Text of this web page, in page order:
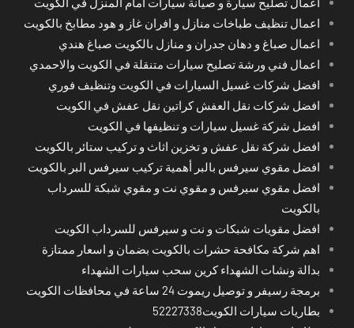
اعمال تنظيف طباخات منازل و افران غاز و هود مطابخ بالكويت
اعمال صباغ و دهان جدران و منازل بالكويت صباغ هندي
اعمال فني ورشة تصليح سيارات متنقلة في الكويت والاحمدي
افضل شركات غسيل السيارات في الكويت وتنظيف فوري
افضل شركات نقل العفش كراتين نقل عفش في الكويت
افضل شركة غسيل سيارات و تنظيفها في الكويت
افضل شركة نقل عفش و تخزين اثاث و تركيب ستائر بالكويت
افضل مقوي سيرفس بالبر أهمية تركيب سيرفس البر بالكويت
افضل مقوي سيرفس و مقوي نت و مقوي شبكة للسرداب
بالكويت
افضل مقويات شبكات و نت و سيرفس للسرداب الكويت
اهم شركة مكافحة حشرات بالكويت بضمان و اسعار ممتازة
بدالة ونشات الشهداء كرين سحب سيارات الشهداء
برمجة رسيفر و توصيل ريموت 24 ساعة في محافظات الكويت
بطاريات سيارات الكويت52227338